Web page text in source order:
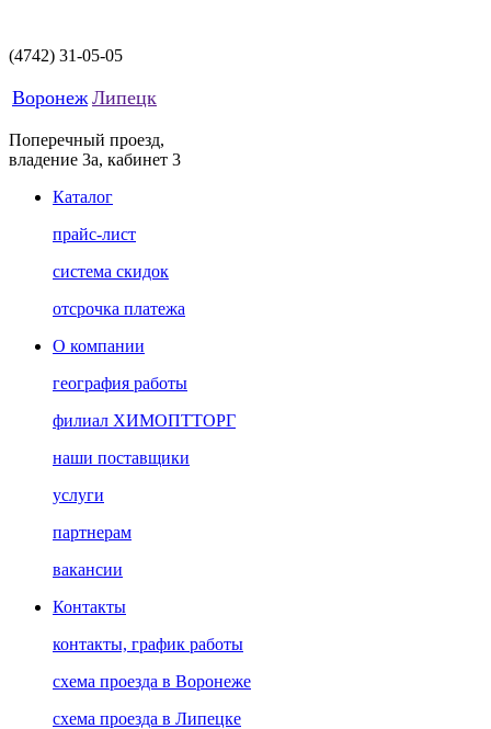
(4742) 31-05-05
Воронеж Липецк
Поперечный проезд,
владение 3а, кабинет 3
Каталог
прайс-лист
система скидок
отсрочка платежа
О компании
география работы
филиал ХИМОПТТОРГ
наши поставщики
услуги
партнерам
вакансии
Контакты
контакты, график работы
схема проезда в Воронеже
схема проезда в Липецке